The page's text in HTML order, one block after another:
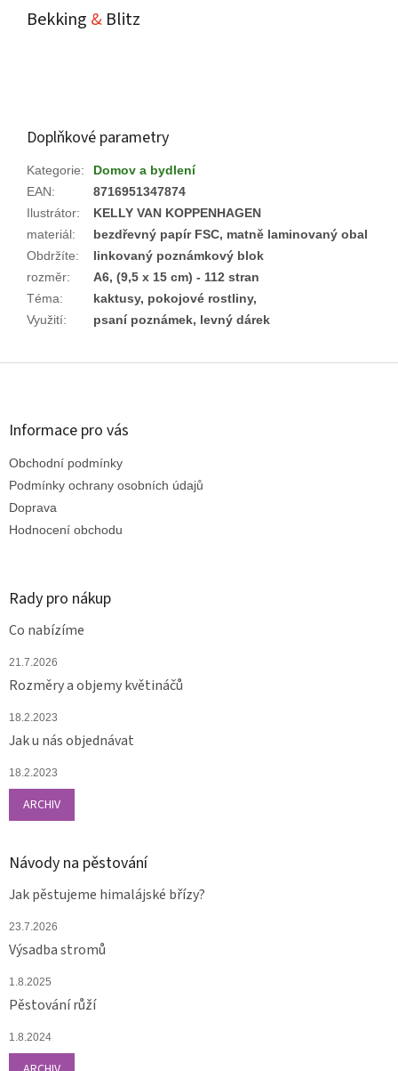
Bekking & Blitz
Doplňkové parametry
Kategorie:
Domov a bydlení
EAN:
8716951347874
Ilustrátor:
KELLY VAN KOPPENHAGEN
materiál:
bezdřevný papír FSC, matně laminovaný obal
Obdržíte:
linkovaný poznámkový blok
rozměr:
A6, (9,5 x 15 cm) - 112 stran
Téma:
kaktusy, pokojové rostliny,
Využití: psaní poznámek, levný dárek
Z
Informace pro vás
Obchodní podmínky
Podmínky ochrany osobních údajů
Doprava
Hodnocení obchodu
Rady pro nákup
Co nabízíme
21.7.2026
Rozměry a objemy květináčů
18.2.2023
Jak u nás objednávat
18.2.2023
ARCHIV
Návody na pěstování
Jak pěstujeme himalájské břízy?
23.7.2026
Výsadba stromů
1.8.2025
Pěstování růží
1.8.2024